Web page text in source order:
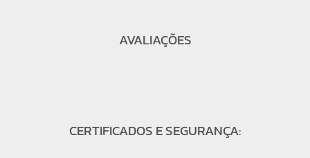
AVALIAÇÕES
CERTIFICADOS E SEGURANÇA: